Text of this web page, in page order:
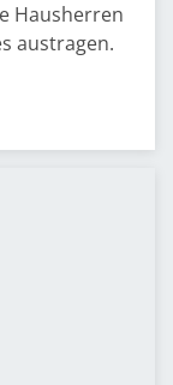
Hausherren
austragen.